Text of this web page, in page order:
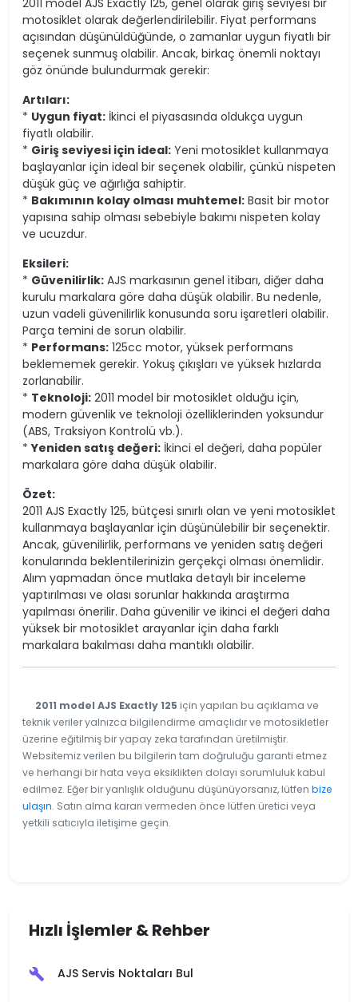
2011 model AJS Exactly 125, genel olarak giriş seviyesi bir
motosiklet olarak değerlendirilebilir. Fiyat performans
açısından düşünüldüğünde, o zamanlar uygun fiyatlı bir
seçenek sunmuş olabilir. Ancak, birkaç önemli noktayı
göz önünde bulundurmak gerekir:
Artıları:
* Uygun fiyat: İkinci el piyasasında oldukça uygun
fiyatlı olabilir.
* Giriş seviyesi için ideal: Yeni motosiklet kullanmaya
başlayanlar için ideal bir seçenek olabilir, çünkü nispeten
düşük güç ve ağırlığa sahiptir.
* Bakımının kolay olması muhtemel: Basit bir motor
yapısına sahip olması sebebiyle bakımı nispeten kolay
ve ucuzdur.
Eksileri:
* Güvenilirlik: AJS markasının genel itibarı, diğer daha
kurulu markalara göre daha düşük olabilir. Bu nedenle,
uzun vadeli güvenilirlik konusunda soru işaretleri olabilir.
Parça temini de sorun olabilir.
* Performans: 125cc motor, yüksek performans
beklememek gerekir. Yokuş çıkışları ve yüksek hızlarda
zorlanabilir.
* Teknoloji: 2011 model bir motosiklet olduğu için,
modern güvenlik ve teknoloji özelliklerinden yoksundur
(ABS, Traksiyon Kontrolü vb.).
*Yeniden satış değeri: İkinci el değeri, daha popüler
markalara göre daha düşük olabilir.
Özet:
2011 AJS Exactly 125, bütçesi sınırlı olan ve yeni motosiklet
kullanmaya başlayanlar için düşünülebilir bir seçenektir.
Ancak, güvenilirlik, performans ve yeniden satış değeri
konularında beklentilerinizin gerçekçi olması önemlidir.
Alım yapmadan önce mutlaka detaylı bir inceleme
yaptırılması ve olası sorunlar hakkında araştırma
yapılması önerilir. Daha güvenilir ve ikinci el değeri daha
yüksek bir motosiklet arayanlar için daha farklı
markalara bakılması daha mantıklı olabilir.
2011 model AJS Exactly 125 için yapılan bu açıklama ve
teknik veriler yalnızca bilgilendirme amaçlıdır ve motosikletler
üzerine eğitilmiş bir yapay zeka tarafından üretilmiştir.
Websitemiz verilen bu bilgilerin tam doğruluğu garanti etmez
ve herhangi bir hata veya eksiklikten dolayı sorumluluk kabul
edilmez. Eğer bir yanlışlık olduğunu düşünüyorsanız, lütfen bize
ulaşın. Satın alma kararı vermeden önce lütfen üretici veya
yetkili satıcıyla iletişime geçin.
Hızlı İşlemler & Rehber
build AJS Servis Noktaları Bul